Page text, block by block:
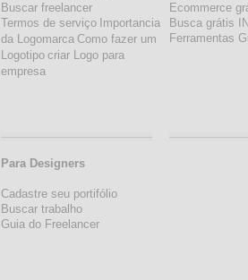
Buscar freelancer
Termos de serviço Importancia
da Logomarca Como fazer um
Logotipo criar Logo para
empresa
Para Designers
Cadastre seu portifólio
Buscar trabalho
Guia do Freelancer
Ecommerce
Busca grátis
Ferramentas